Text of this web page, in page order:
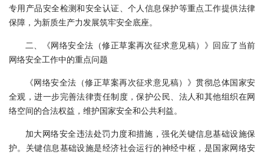
专用产品安全检测和安全认证、个人信息保护等重点工作提供法律
保障，为新质生产力发展筑牢安全底座。
二、《网络安全法（修正草案再次征求意见稿）》回应了当前
网络安全工作中的重点问题
《网络安全法（修正草案再次征求意见稿）》贯彻总体国家安
全观，进一步完善法律责任制度，保护公民、法人和其他组织在网
络空间的合法权益，维护国家安全和公共利益。
加大网络安全违法处罚力度和措施，强化关键信息基础设施保
护。关键信息基础设施是经济社会运行的神经中枢，是国家网络安